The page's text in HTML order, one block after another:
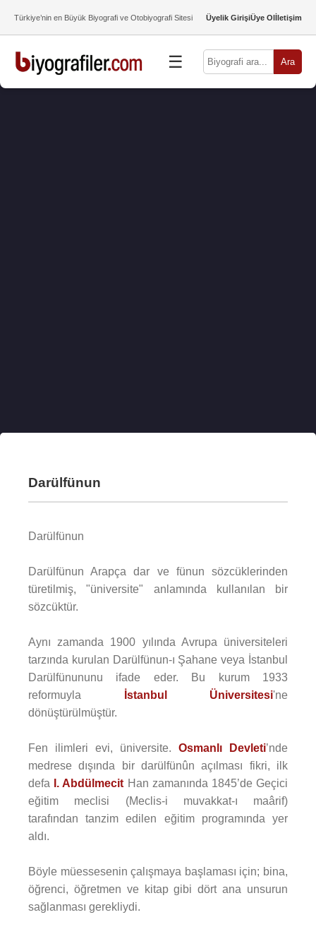
Türkiye’nin en Büyük Biyografi ve Otobiyografi Sitesi Üyelik GirişiÜye Olİletişim
☰ Ara
Darülfünun
Darülfünun
Darülfünun Arapça dar ve fünun sözcüklerinden
türetilmiş, "üniversite" anlamında kullanılan bir
sözcüktür.
Aynı zamanda 1900 yılında Avrupa üniversiteleri
tarzında kurulan Darülfünun-ı Şahane veya İstanbul
Darülfünununu ifade eder. Bu kurum 1933
reformuyla
İstanbul Üniversitesi'ne
dönüştürülmüştür.
Fen ilimleri evi, üniversite. Osmanlı Devleti’nde
medrese dışında bir darülfünûn açılması fikri, ilk
defa
I. Abdülmecit Han zamanında 1845’de Geçici
eğitim meclisi (Meclis-i muvakkat-ı maârif)
tarafından tanzim edilen eğitim programında yer
aldı.
Böyle müessesenin çalışmaya başlaması için; bina,
öğrenci, öğretmen ve kitap gibi dört ana unsurun
sağlanması gerekliydi.